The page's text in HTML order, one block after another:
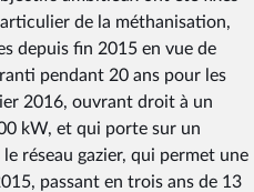
de la méthanisation,
depuis fin 2015 en vue de
pendant 20 ans pour les
2016, ouvrant droit à un
kW, et qui porte sur un
réseau gazier, qui permet une
passant en trois ans de 13